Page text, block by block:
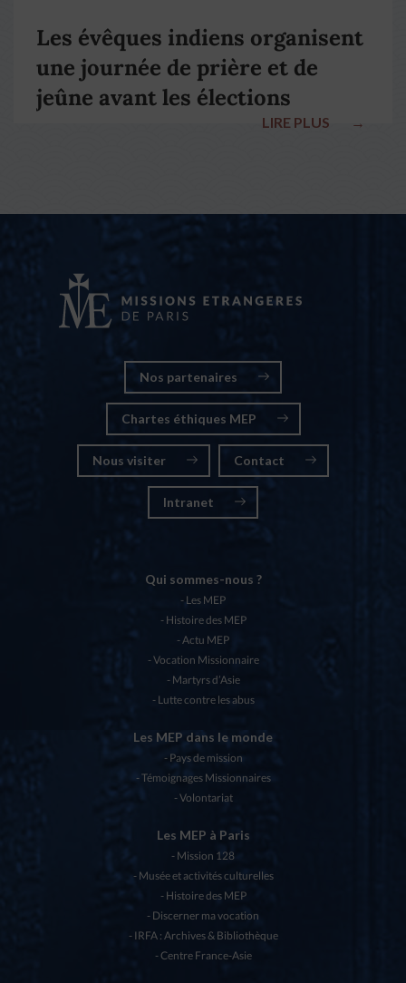
Les évêques indiens organisent
une journée de prière et de
jeûne avant les élections
LIRE PLUS →
Nos partenaires
Chartes éthiques MEP
Nous visiter Contact
Intranet
Qui sommes-nous ?
Les MEP
Histoire des MEP
Actu MEP
Vocation Missionnaire
Martyrs d’Asie
Lutte contre les abus
Les MEP dans le monde
Pays de mission
Témoignages Missionnaires
Volontariat
Les MEP à Paris
Mission 128
Musée et activités culturelles
Histoire des MEP
Discerner ma vocation
IRFA : Archives & Bibliothèque
Centre France-Asie